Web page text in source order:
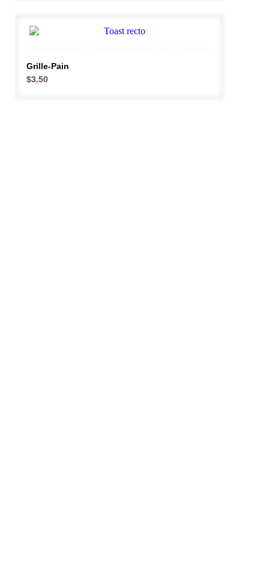
Grille-Pain
$3.50